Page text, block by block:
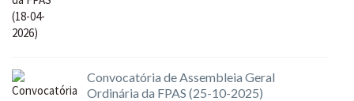
Convocatória de Assembleia Geral
Ordinária da FPAS (25-10-2025)